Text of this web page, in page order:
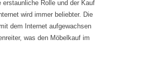
erstaunliche Rolle und der Kauf
wird immer beliebter. Die
dem Internet aufgewachsen
was den Möbelkauf im